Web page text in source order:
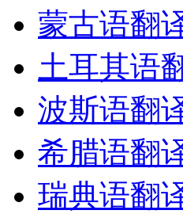
蒙古语翻
土耳其语
波斯语翻
希腊语翻
瑞典语翻